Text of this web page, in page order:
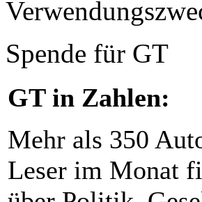
Spende für GT
GT in Zahlen:
Mehr als 350
Leser im Monat